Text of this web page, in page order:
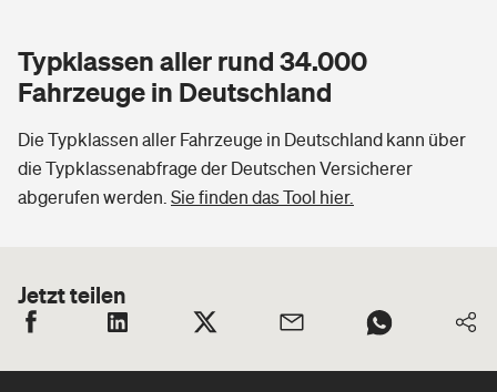
Typklassen aller rund 34.000
Fahrzeuge in Deutschland
Die Typklassen aller Fahrzeuge in Deutschland kann über
die Typklassenabfrage der Deutschen Versicherer
abgerufen werden. Sie finden das Tool hier.
Jetzt teilen